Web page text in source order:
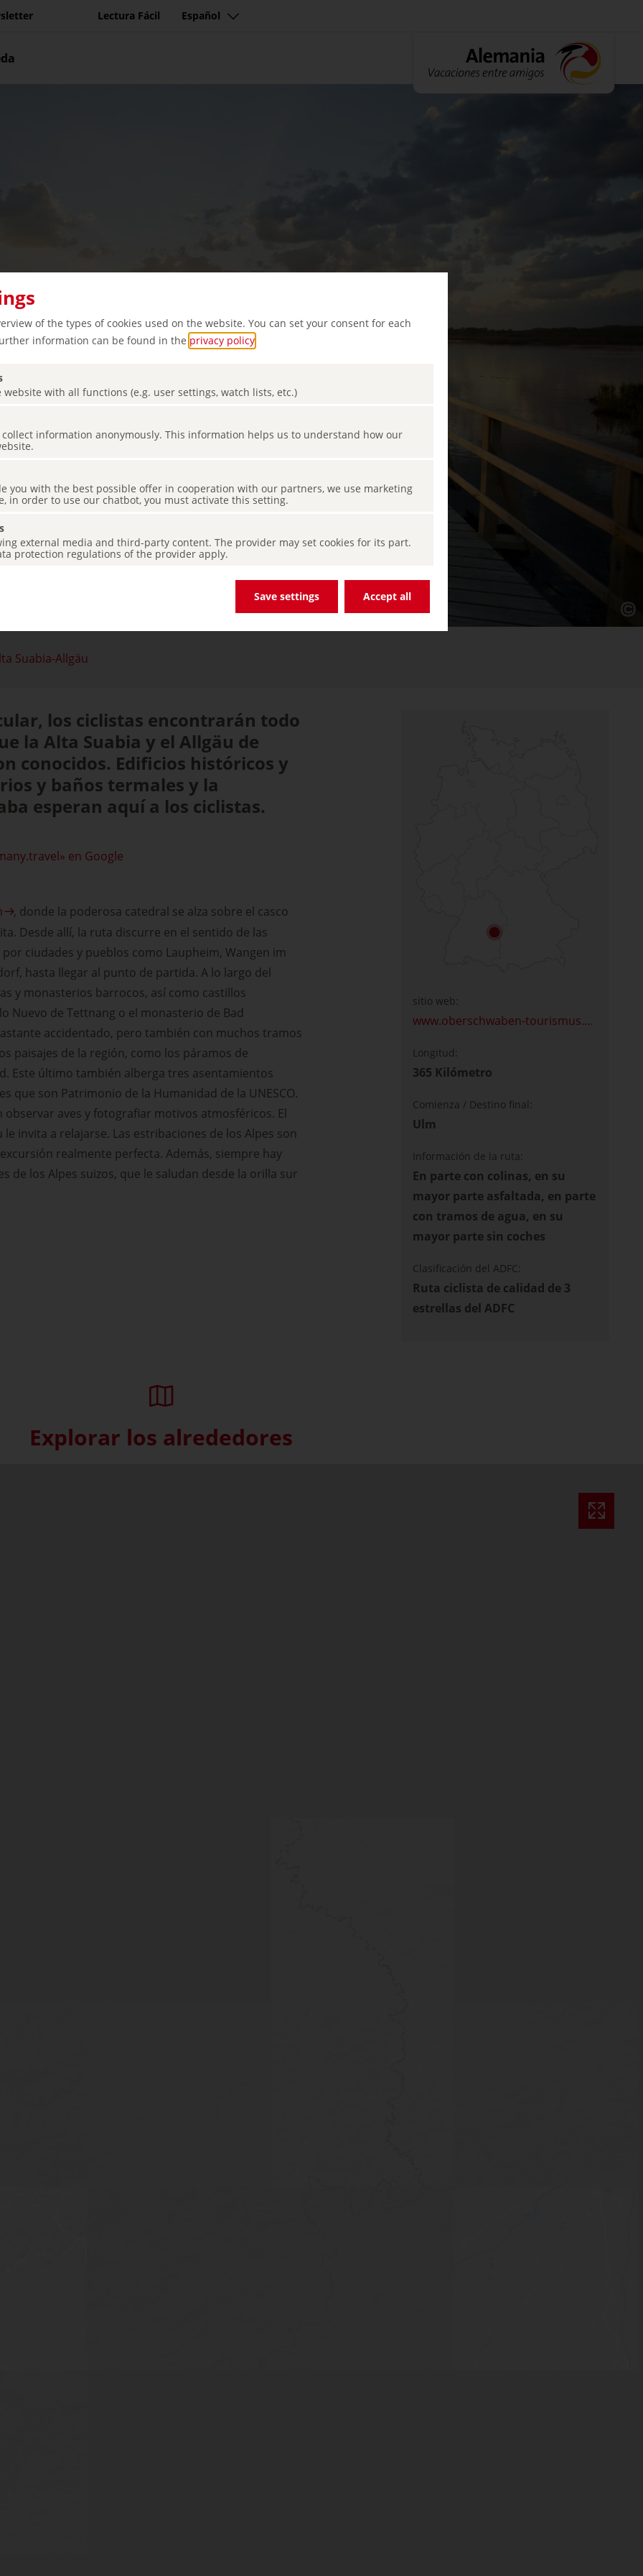
of the types of cookies used on the website. You can set your consent for each
information can be found in the privacy policy
website with all functions (e.g. user settings, watch lists, etc.)
collect information anonymously. This information helps us to understand how our
you with the best possible offer in cooperation with our partners, we use marketing
in order to use our chatbot, you must activate this setting.
external media and third-party content. The provider may set cookies for its part.
protection regulations of the provider apply.
Save settings Accept all
Lectura Fácil Español
y
Suabia-Allgäu
los ciclistas encontrarán todo
la Alta Suabia y el Allgäu de
conocidos. Edificios históricos y
y baños termales y la
esperan aquí a los ciclistas.
en Google
, donde la poderosa catedral se alza sobre el casco
Desde allí, la ruta discurre en el sentido de las
ciudades y pueblos como Laupheim, Wangen im
hasta llegar al punto de partida. A lo largo del
y monasterios barrocos, así como castillos
Nuevo de Tettnang o el monasterio de Bad
accidentado, pero también con muchos tramos
paisajes de la región, como los páramos de
Este último también alberga tres asentamientos
que son Patrimonio de la Humanidad de la UNESCO.
observar aves y fotografiar motivos atmosféricos. El
le invita a relajarse. Las estribaciones de los Alpes son
realmente perfecta. Además, siempre hay
de los Alpes suizos, que le saludan desde la orilla sur
sitio web:
www.oberschwaben-tourismus.de/upper-swabia-allgau-cycle-route
Longitud:
365 Kilómetro
Comienza / Destino final:
Ulm
Información de la ruta:
En parte con colinas, en su
mayor parte asfaltada, en parte
con tramos de agua, en su
mayor parte sin coches
Clasificación del ADFC:
Ruta ciclista de calidad de 3
estrellas del ADFC
Explorar los alrededores